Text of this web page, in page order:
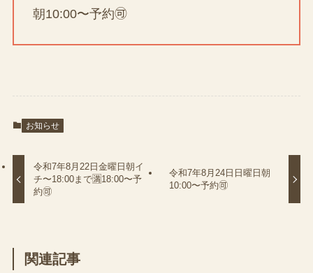
朝10:00〜予約🉑
お知らせ
令和7年8月22日金曜日朝イ
チ〜18:00まで🈵18:00〜予
約🉑
令和7年8月24日日曜日朝
10:00〜予約🉑
関連記事